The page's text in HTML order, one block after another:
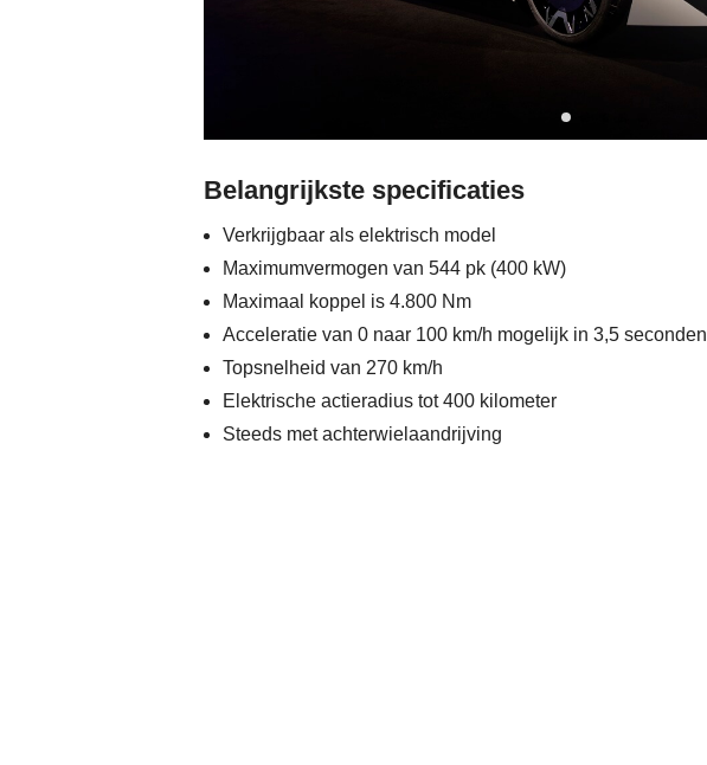
Belangrijkste specificaties
Verkrijgbaar als elektrisch model
Maximumvermogen van 544 pk (400 kW)
Maximaal koppel is 4.800 Nm
Acceleratie van 0 naar 100 km/h mogelijk in 3,5 seconden
Topsnelheid van 270 km/h
Elektrische actieradius tot 400 kilometer
Steeds met achterwielaandrijving